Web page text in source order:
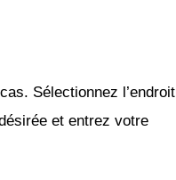
Sélectionnez l’endroit
et entrez votre